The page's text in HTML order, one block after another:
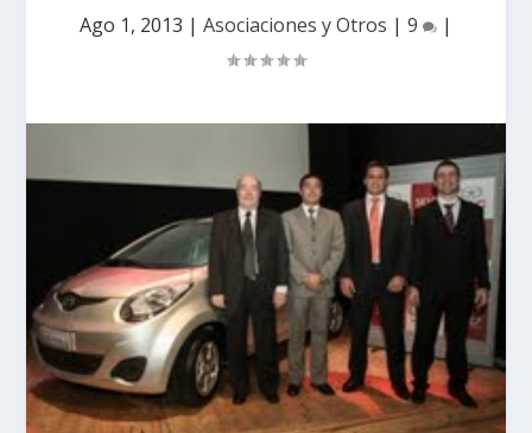
Ago 1, 2013 | Asociaciones y Otros | 9 |